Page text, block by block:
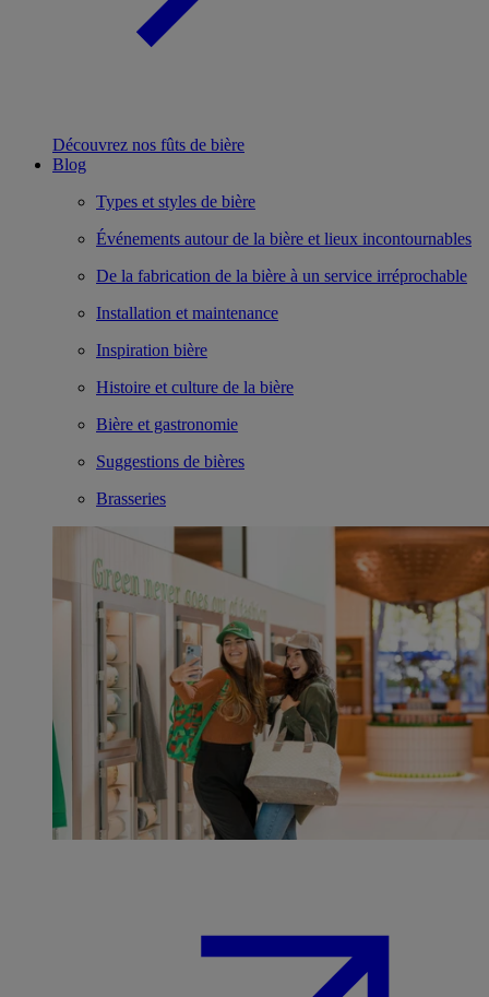
Découvrez nos fûts de bière
Blog
Types et styles de bière
Événements autour de la bière et lieux incontournables
De la fabrication de la bière à un service irréprochable
Installation et maintenance
Inspiration bière
Histoire et culture de la bière
Bière et gastronomie
Suggestions de bières
Brasseries